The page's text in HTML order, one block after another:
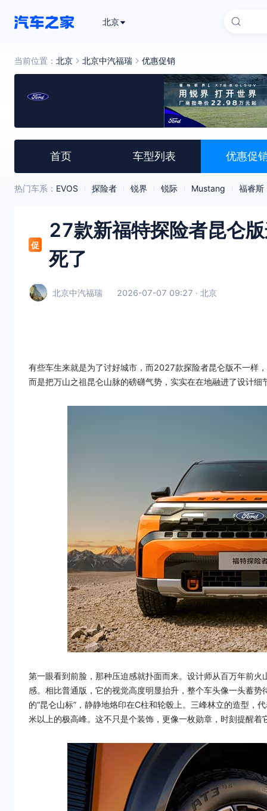
北京
当前位置： 北京 北京中汽福瑞 优惠促销
首页 车型列表 优惠促
热门车系： EVOS 探险者 锐界 锐际 Mustang 福睿斯
促
27款新福特探险者昆仑
死了
北京中汽福瑞 2026-07-07 09:27 · 北京
有些车生来就是为了讨好城市，而2027款探险者昆仑版不一样
而是把万山之祖昆仑山脉的磅礴气势，实实在在地融进了设计细
第一眼看到前脸，那种压迫感就扑面而来。设计师从百万年前
感。相比普通版，它的视觉高度明显抬升，整个车头像一头蓄
的“昆仑山标”，静静地烙印在C柱和轮毂上。三峰林立的造型
米以上的极高峰。这不只是个装饰，更像一枚勋章，时刻提醒着